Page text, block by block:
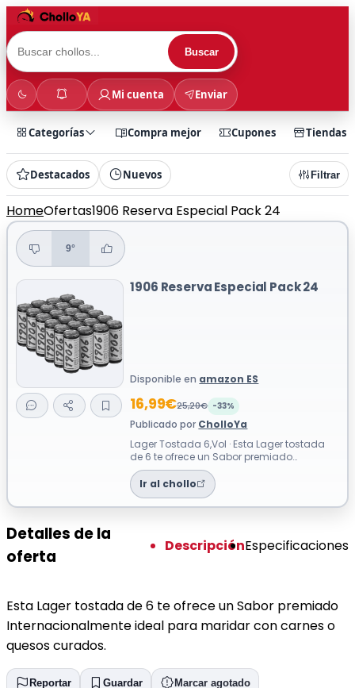
Buscar
Mi cuenta Enviar
Categorías Compra mejor Cupones Tiendas
Destacados Nuevos Filtrar
HomeOfertas1906 Reserva Especial Pack 24
9°
1906 Reserva Especial Pack 24
Disponible en amazon ES
16,99€25,20€ -33%
Publicado por CholloYa
Lager Tostada 6,Vol · Esta Lager tostada
de 6 te ofrece un Sabor premiado
Internacionalmente ideal para maridar
con c...
Ir al chollo
Detalles de la
oferta
DescripciónEspecificaciones
Esta Lager tostada de 6 te ofrece un Sabor premiado
Internacionalmente ideal para maridar con carnes o
quesos curados.
Reportar Guardar Marcar agotado